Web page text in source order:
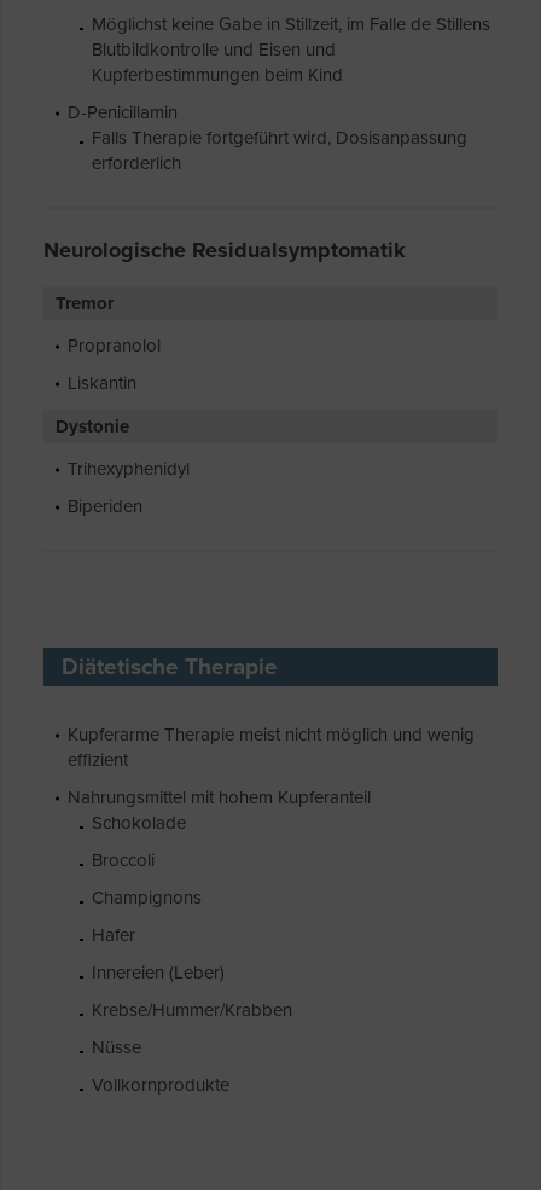
Möglichst keine Gabe in Stillzeit, im Falle de Stillens
Blutbildkontrolle und Eisen und
Kupferbestimmungen beim Kind
D-Penicillamin
Falls Therapie fortgeführt wird, Dosisanpassung
erforderlich
Neurologische Residualsymptomatik
Tremor
Propranolol
Liskantin
Dystonie
Trihexyphenidyl
Biperiden
Diätetische Therapie
Kupferarme Therapie meist nicht möglich und wenig
effizient
Nahrungsmittel mit hohem Kupferanteil
Schokolade
Broccoli
Champignons
Hafer
Innereien (Leber)
Krebse/Hummer/Krabben
Nüsse
Vollkornprodukte